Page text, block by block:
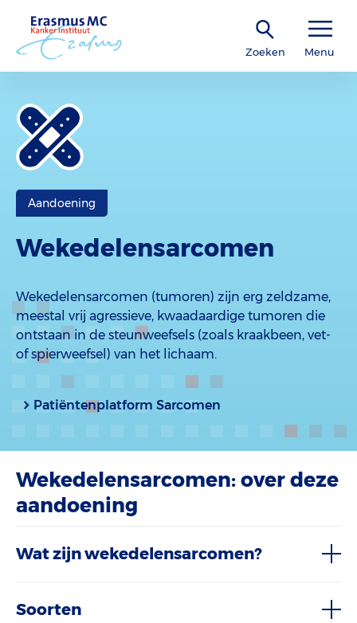
Zoeken Menu
Aandoening
Wekedelensarcomen
Wekedelensarcomen (tumoren) zijn erg zeldzame,
meestal vrij agressieve, kwaadaardige tumoren die
ontstaan in de steunweefsels (zoals kraakbeen, vet-
of spierweefsel) van het lichaam.
Patiëntenplatform Sarcomen
Wekedelensarcomen: over deze
aandoening
Wat zijn wekedelensarcomen?
Soorten